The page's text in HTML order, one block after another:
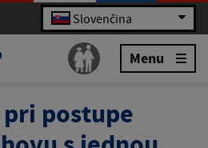
Slovenčina
Menu
postupe